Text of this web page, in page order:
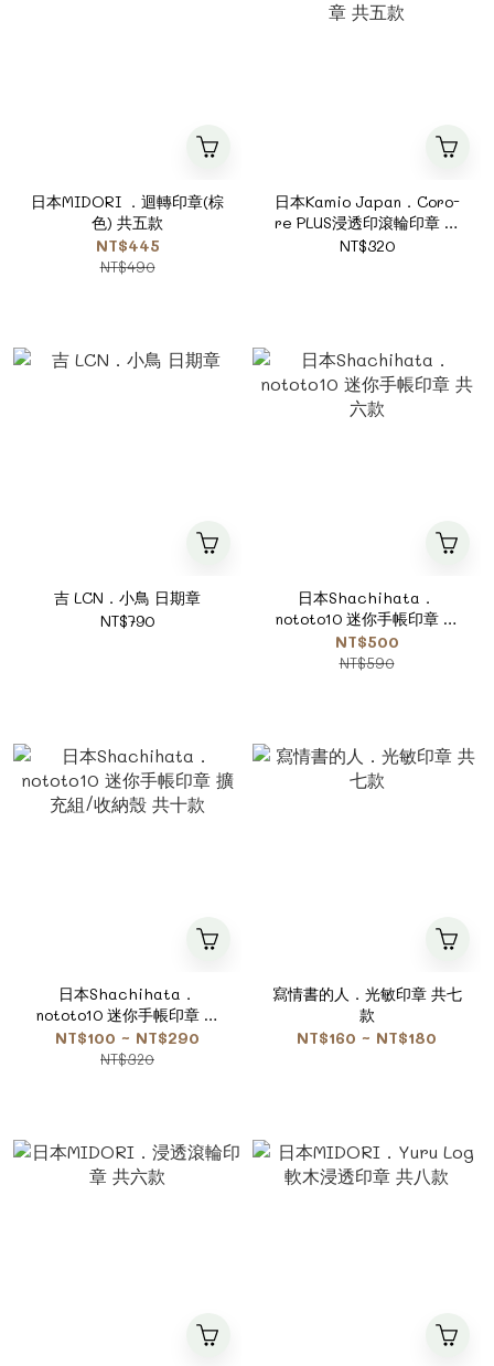
日本MIDORI ．迴轉印章(棕
色) 共五款
NT$445
NT$490
日本Kamio Japan．Coro-
re PLUS浸透印滾輪印章 共
五款
NT$320
吉 LCN．小鳥 日期章
NT$790
日本Shachihata．
nototo10 迷你手帳印章 共
六款
NT$500
NT$590
日本Shachihata．
nototo10 迷你手帳印章 擴
充組/收納殼 共十款
NT$100 ~ NT$290
NT$320
寫情書的人．光敏印章 共七
款
NT$160 ~ NT$180